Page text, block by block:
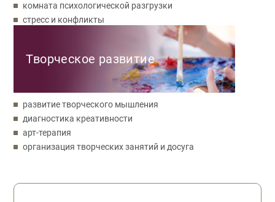
комната психологической разгрузки
стресс и конфликты
Творческое развитие
развитие творческого мышления
диагностика креативности
арт-терапия
организация творческих занятий и досуга
Обратная связь